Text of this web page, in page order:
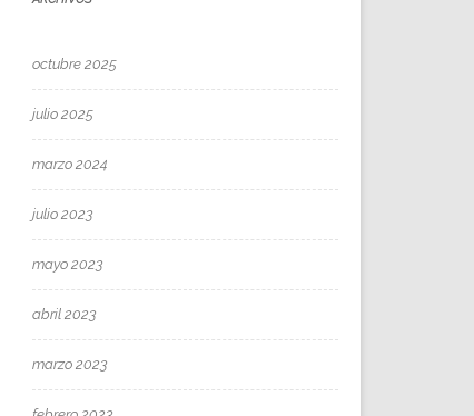
octubre 2025
julio 2025
marzo 2024
julio 2023
mayo 2023
abril 2023
marzo 2023